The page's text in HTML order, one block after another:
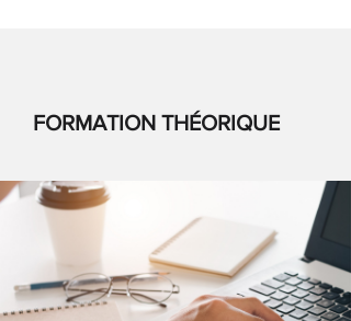
FORMATION THÉORIQUE